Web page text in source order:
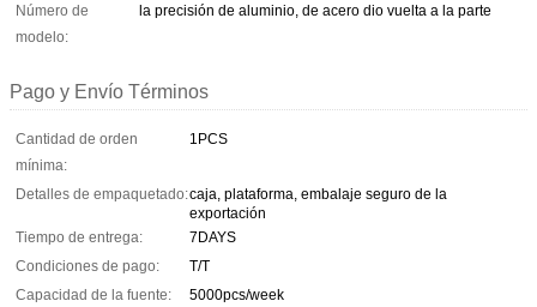
Número de
modelo:
la precisión de aluminio, de acero dio vuelta a la parte
Pago y Envío Términos
Cantidad de orden
mínima:
1PCS
Detalles de empaquetado:caja, plataforma, embalaje seguro de la
exportación
Tiempo de entrega:
7DAYS
Condiciones de pago:
T/T
Capacidad de la fuente:
5000pcs/week